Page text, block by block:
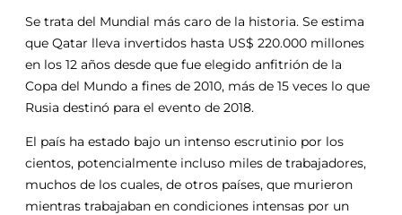
Se trata del Mundial más caro de la historia. Se estima
que Qatar lleva invertidos hasta US$ 220.000 millones
en los 12 años desde que fue elegido anfitrión de la
Copa del Mundo a fines de 2010, más de 15 veces lo que
Rusia destinó para el evento de 2018.
El país ha estado bajo un intenso escrutinio por los
cientos, potencialmente incluso miles de trabajadores,
muchos de los cuales, de otros países, que murieron
mientras trabajaban en condiciones intensas por un